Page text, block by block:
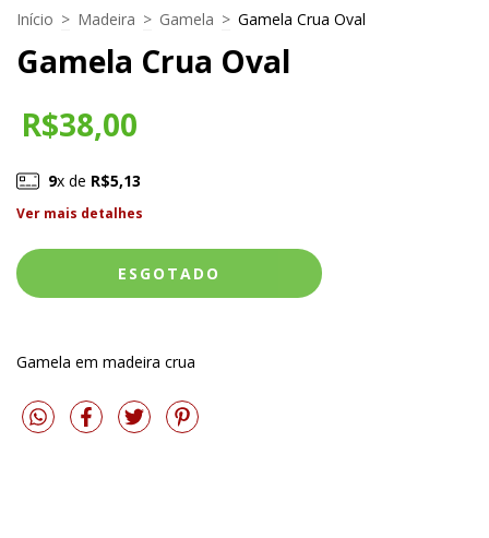
Início > Madeira > Gamela > Gamela Crua Oval
Gamela Crua Oval
R$38,00
9x de R$5,13
Ver mais detalhes
Gamela em madeira crua